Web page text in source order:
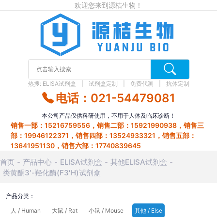
欢迎您来到源桔生物！
热搜: ELISA试剂盒 试剂盒定制 免费代测 抗体定制
电话：021-54479081
本公司产品仅供科研使用，不用于人体及临床诊断！
销售一部：15216759556，销售二部：15921990938，销售三
部：19946122371，销售四部：13524933321，销售五部：
13641951130，销售六部：17740839645
首页 产品中心 ELISA试剂盒
其他ELISA试剂盒
类黄酮3′-羟化酶(F3′H)试剂盒
产品分类：
人 / Human
大鼠 / Rat 小鼠 / Mouse 其他 / Else